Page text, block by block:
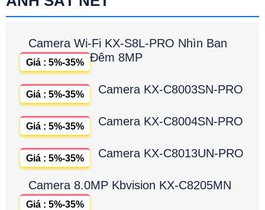
Camera Wi-Fi KX-S8L-PRO Nhìn Ban
Đêm 8MP
Giá : 5%-35%
Camera KX-C8003SN-PRO
Giá : 5%-35%
Camera KX-C8004SN-PRO
Giá : 5%-35%
Camera KX-C8013UN-PRO
Giá : 5%-35%
Camera 8.0MP Kbvision KX-C8205MN
Giá : 5%-35%